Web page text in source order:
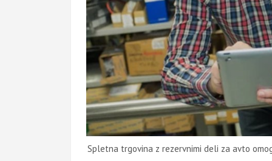
Spletna trgovina z rezervnimi deli za avto